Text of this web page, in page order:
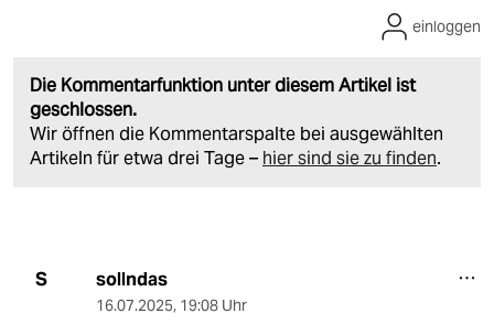
Die Kommentarfunktion unter diesem Artikel ist
geschlossen.
Wir öffnen die Kommentarspalte bei ausgewählten
Artikeln für etwa drei Tage – hier sind sie zu finden.
einloggen
S sollndas
16.07.2025, 19:08 Uhr